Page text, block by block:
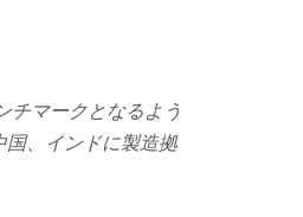
チマークとなるよう
、インドに製造拠